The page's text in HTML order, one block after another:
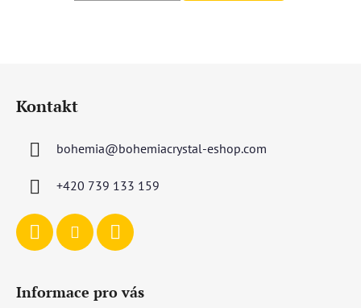
Kontakt
bohemia@bohemiacrystal-eshop.com
+420 739 133 159
Informace pro vás